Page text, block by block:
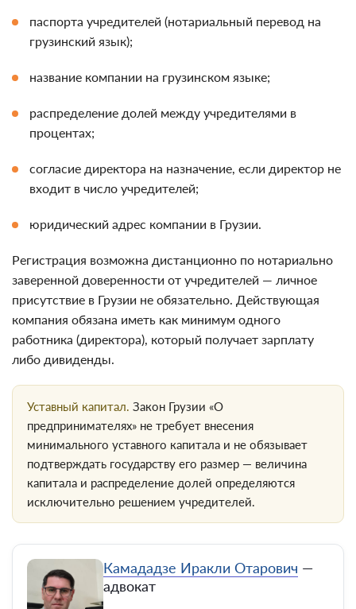
паспорта учредителей (нотариальный перевод на
грузинский язык);
название компании на грузинском языке;
распределение долей между учредителями в
процентах;
согласие директора на назначение, если директор не
входит в число учредителей;
юридический адрес компании в Грузии.
Регистрация возможна дистанционно по нотариально
заверенной доверенности от учредителей — личное
присутствие в Грузии не обязательно. Действующая
компания обязана иметь как минимум одного
работника (директора), который получает зарплату
либо дивиденды.
Уставный капитал. Закон Грузии «О
предпринимателях» не требует внесения
минимального уставного капитала и не обязывает
подтверждать государству его размер — величина
капитала и распределение долей определяются
исключительно решением учредителей.
Камададзе Иракли Отарович —
адвокат